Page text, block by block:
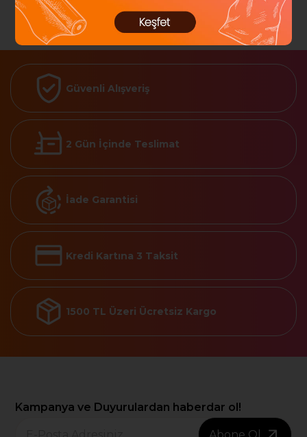
Güvenli Alışveriş
2 Gün İçinde Teslimat
İade Garantisi
Kredi Kartına 3 Taksit
1500 TL Üzeri Ücretsiz Kargo
Kampanya ve Duyurulardan haberdar ol!
Abone Ol